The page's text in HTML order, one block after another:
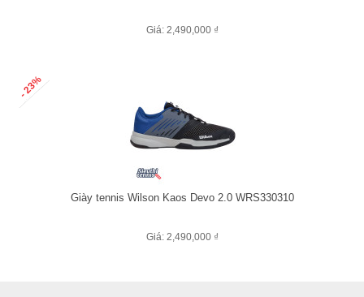
Giá: 2,490,000 ₫
- 23%
Giày tennis Wilson Kaos Devo 2.0 WRS330310
Giá: 2,490,000 ₫